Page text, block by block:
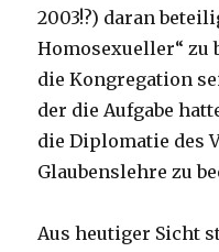
2003!?) daran
Homosexueller“ zu
die Kongregation
der die Aufgabe
die Diplomatie des
Glaubenslehre zu
Aus heutiger Sicht